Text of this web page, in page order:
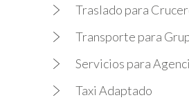
Traslado para
Transporte para
Servicios para
Taxi Adaptado